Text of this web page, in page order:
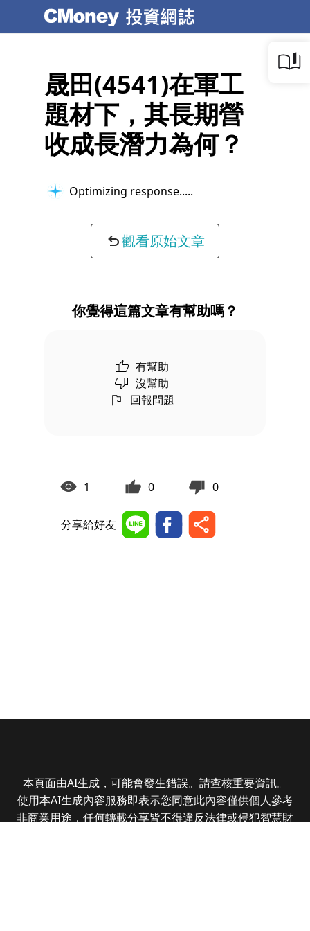
晟田(4541)在軍工
題材下，其長期營
收成長潛力為何？
Optimizing response...
觀看原始文章
你覺得這篇文章有幫助嗎？
有幫助
沒幫助
回報問題
1 0 0
分享給好友
本頁面由AI生成，可能會發生錯誤。請查核重要資訊。
使用本AI生成內容服務即表示您同意此內容僅供個人參考
非商業用途，任何轉載分享皆不得違反法律或侵犯智慧財